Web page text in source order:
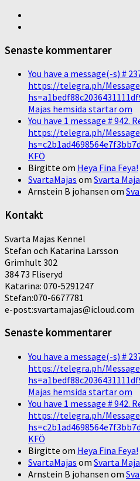
Senaste kommentarer
You have a message(-s) #
https://telegra.ph/
Majas hemsida startar om
You have 1 message # 942.
https://telegra.ph/
KFÖ
Birgitte om Heya Fina Feya!
SvartaMajas om Svarta
Arnstein B johansen om
Kontakt
Svarta Majas Kennel
Stefan och Katarina Larsson
Grimhult 302
384 73 Fliseryd
Katarina: 070-5291247
Stefan:070-6677781
e-post:svartamajas@icloud.com
Senaste kommentarer
You have a message(-s) #
https://telegra.ph/
Majas hemsida startar om
You have 1 message # 942.
https://telegra.ph/
KFÖ
Birgitte om Heya Fina Feya!
SvartaMajas om Svarta
Arnstein B johansen om